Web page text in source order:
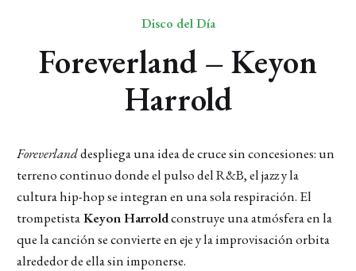
Disco del Día
Foreverland – Keyon
Harrold
Foreverlanddespliega una idea de cruce sin concesiones: un
terreno continuo donde el pulso del R&B, el jazz y la
cultura hip-hop se integran en una sola respiración. El
trompetistaKeyon Harroldconstruye una atmósfera en la
que la canción se convierte en eje y la improvisación orbita
alrededor de ella sin imponerse.